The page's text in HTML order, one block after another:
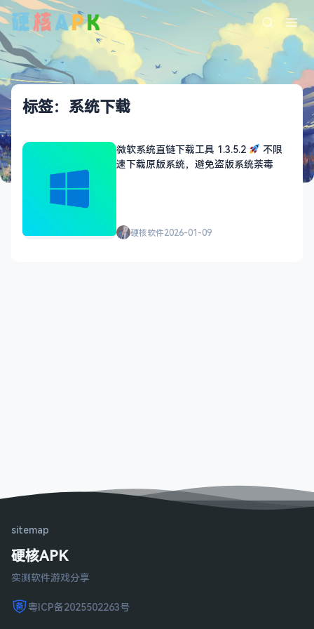
标签：系统下载
微软系统直链下载工具 1.3.5.2
不限
速下载原版系统，避免盗版系统荼毒
硬核软件2026-01-09
sitemap
硬核APK
实测软件游戏分享
粤ICP备2025502263号